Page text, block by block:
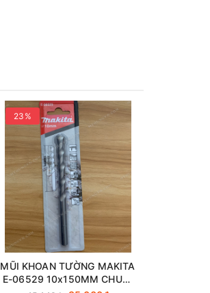
23%
MŨI KHOAN TƯỜNG MAKITA
E-06529 10x150MM CHUÔI